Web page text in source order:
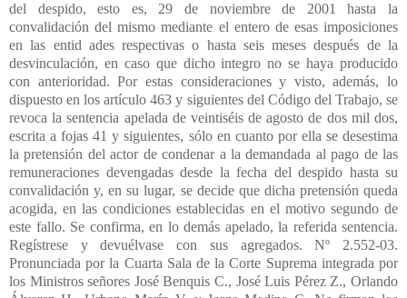
del despido, esto es, 29 de noviembre de 2001 hasta la
convalidación del mismo mediante el entero de esas imposiciones
en las entid ades respectivas o hasta seis meses después de la
desvinculación, en caso que dicho integro no se haya producido
con anterioridad. Por estas consideraciones y visto, además, lo
dispuesto en los artículo 463 y siguientes del Código del Trabajo, se
revoca la sentencia apelada de veintiséis de agosto de dos mil dos,
escrita a fojas 41 y siguientes, sólo en cuanto por ella se desestima
la pretensión del actor de condenar a la demandada al pago de las
remuneraciones devengadas desde la fecha del despido hasta su
convalidación y, en su lugar, se decide que dicha pretensión queda
acogida, en las condiciones establecidas en el motivo segundo de
este fallo. Se confirma, en lo demás apelado, la referida sentencia.
Regístrese y devuélvase con sus agregados. Nº 2.552-03.
Pronunciada por la Cuarta Sala de la Corte Suprema integrada por
los Ministros señores José Benquis C., José Luis Pérez Z., Orlando